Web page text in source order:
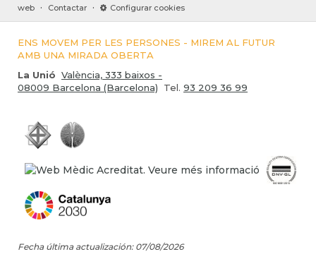
web
· Contactar · Configurar cookies
ENS MOVEM PER LES PERSONES - MIREM AL FUTUR
AMB UNA MIRADA OBERTA
La Unió València, 333 baixos -
08009 Barcelona (Barcelona) Tel. 93 209 36 99
Fecha última actualización: 07/08/2026